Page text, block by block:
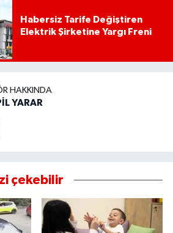
Habersiz Tarife Değiştiren
Elektrik Şirketine Yargı Freni
HAKKINDA
YARAR
çekebilir